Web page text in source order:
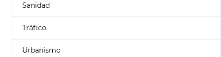
Sanidad
Tráfico
Urbanismo